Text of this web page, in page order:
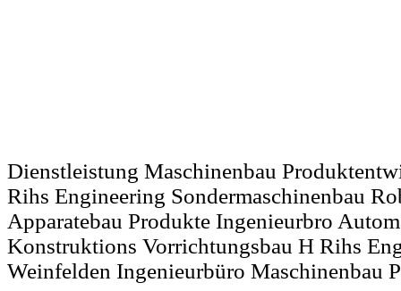
Dienstleistung Maschinenbau
Rihs Engineering Sondermaschinenbau
Apparatebau Produkte Ingenieurbro
Konstruktions Vorrichtungsbau H Rihs
Weinfelden Ingenieurbüro Maschinenbau